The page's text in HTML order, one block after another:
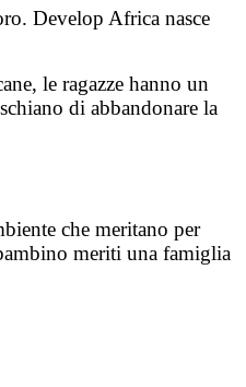
Develop Africa nasce
le ragazze hanno un
di abbandonare la
che meritano per
meriti una famiglia